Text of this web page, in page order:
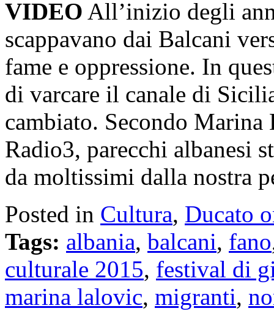
VIDEO All’inizio degli
scappavano dai Balcani
fame e oppressione. In
di varcare il canale di
cambiato. Secondo
Radio3, parecchi albanesi
da moltissimi dalla nostra
Posted in Cultura, Ducato
Tags: albania, balcani, fano
culturale 2015, festival di
marina lalovic, migranti,